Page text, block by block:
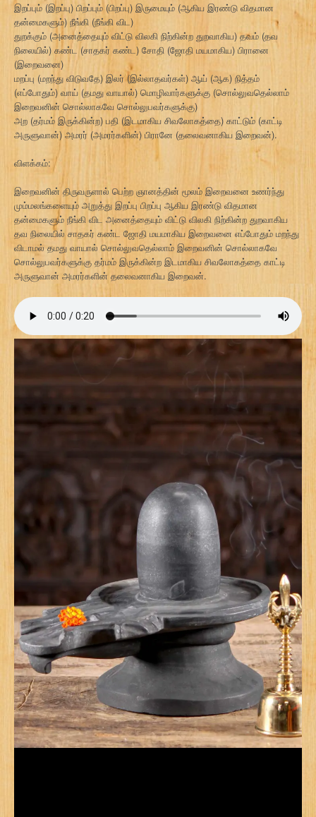
இறப்பும் (இறப்பு) பிறப்பும் (பிறப்பு) இருமையும் (ஆகிய இரண்டு விதமான
தன்மைகளும்) நீங்கி (நீங்கி விட)
துறக்கும் (அனைத்தையும் விட்டு விலகி நிற்கின்ற துறவாகிய) தவம் (தவ
நிலையில்) கண்ட (சாதகர் கண்ட) சோதி (ஜோதி மயமாகிய) பிரானை
(இறைவனை)
மறப்பு (மறந்து விடுவதே) இலர் (இல்லாதவர்கள்) ஆய் (ஆக) நித்தம்
(எப்போதும்) வாய் (தமது வாயால்) மொழிவார்களுக்கு (சொல்லுவதெல்லாம்
இறைவனின் சொல்லாகவே சொல்லுபவர்களுக்கு)
அற (தர்மம் இருக்கின்ற) பதி (இடமாகிய சிவலோகத்தை) காட்டும் (காட்டி
அருளுவான்) அமரர் (அமரர்களின்) பிரானே (தலைவனாகிய இறைவன்).
விளக்கம்:
இறைவனின் திருவருளால் பெற்ற ஞானத்தின் மூலம் இறைவனை உணர்ந்து
மும்மலங்களையும் அறுத்து இறப்பு பிறப்பு ஆகிய இரண்டு விதமான
தன்மைகளும் நீங்கி விட அனைத்தையும் விட்டு விலகி நிற்கின்ற துறவாகிய
தவ நிலையில் சாதகர் கண்ட ஜோதி மயமாகிய இறைவனை எப்போதும் மறந்து
விடாமல் தமது வாயால் சொல்லுவதெல்லாம் இறைவனின் சொல்லாகவே
சொல்லுபவர்களுக்கு தர்மம் இருக்கின்ற இடமாகிய சிவலோகத்தை காட்டி
அருளுவான் அமரர்களின் தலைவனாகிய இறைவன்.